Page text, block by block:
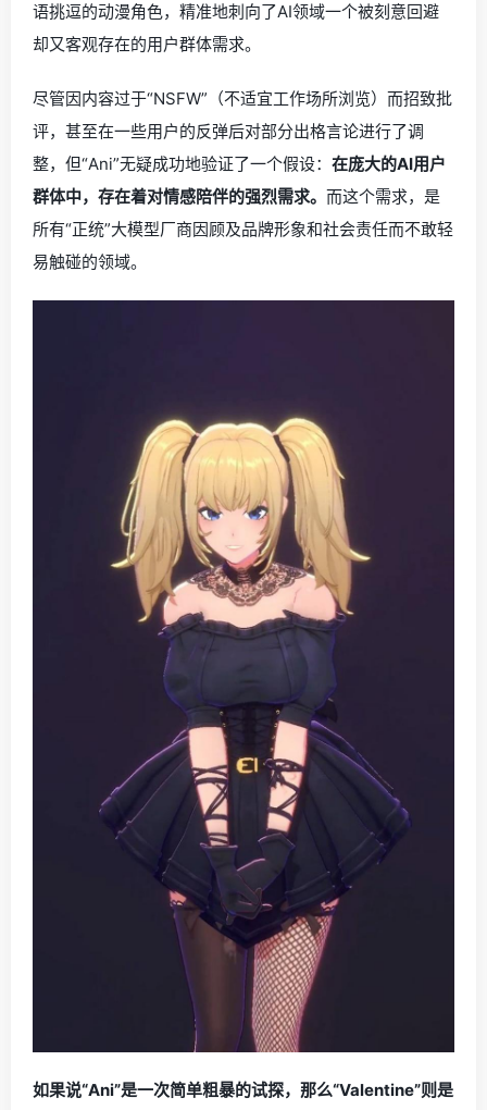
语挑逗的动漫角色，精准地刺向了AI领域一个被刻意回避
却又客观存在的用户群体需求。
尽管因内容过于“NSFW”（不适宜工作场所浏览）而招致批
评，甚至在一些用户的反弹后对部分出格言论进行了调
整，但“Ani”无疑成功地验证了一个假设： 在庞大的AI用户
群体中，存在着对情感陪伴的强烈需求。 而这个需求，是
所有“正统”大模型厂商因顾及品牌形象和社会责任而不敢轻
易触碰的领域。
如果说“Ani”是一次简单粗暴的试探，那么“Valentine”则是